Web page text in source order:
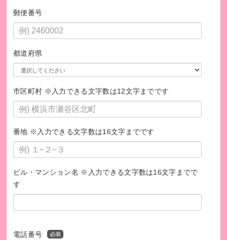
https://happiness-world.jp/shokudo/
【発行書類について】
1,000円以上のご寄付については、領収書を発行いたします。
領収書の発行をご希望の方は、以下の内容をご記入のうえ、
特定非営利活動法人happiness事務局（https://happiness-wo
rld.jp/inquiry）までご連絡ください。
・お名前
・お電話番号
・領収書の送付先ご住所
領収書のお届けは、ハピネスがブックオフコーポレーション
株式会社からの入金を確認した後になるため、最短でも寄付
また、領収書は寄付の都度発行するのではなく、年1回、いた
郵便番号
都道府県
市区町村 ※入力できる文字数は12文字までです
番地 ※入力できる文字数は16文字までです
ビル・マンション名 ※入力できる文字数は16文字までで
す
電話番号